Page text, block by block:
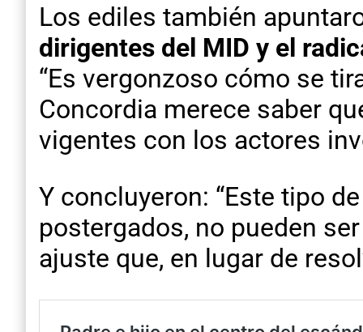
Los ediles también
dirigentes del MID y el
“Es vergonzoso cómo se
Concordia merece saber
vigentes con los actores
Y concluyeron: “Este tipo
postergados, no pueden
ajuste que, en lugar de